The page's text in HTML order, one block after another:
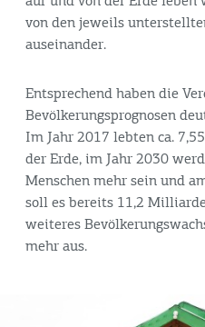
von den jeweils
auseinander.
Entsprechend haben die
Bevölkerungsprognosen
Im Jahr 2017 lebten ca.
der Erde, im Jahr 2030
Menschen mehr sein und
soll es bereits 11,2
weiteres
mehr aus.